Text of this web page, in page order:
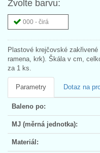
Zvolte barvu:
000 - čirá
Plastové krejčovské
ramena, krk). Škála v cm,
za 1 ks.
Parametry Dotaz na
Baleno po:
MJ (měrná jednotka):
Materiál: